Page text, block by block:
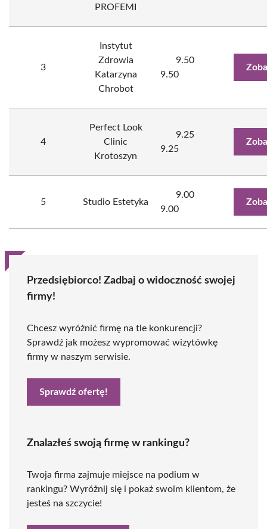
PROFEMI
3
Instytut
Zdrowia
Katarzyna
Chrobot
9.50
9.50
4
Perfect Look
Clinic
Krotoszyn
9.25
9.25
5 Studio Estetyka
9.00
9.00
Przedsiębiorco! Zadbaj o widoczność swojej
firmy!
Chcesz wyróżnić firmę na tle konkurencji?
Sprawdź jak możesz wypromować wizytówkę
firmy w naszym serwisie.
Sprawdź ofertę!
Znalazłeś swoją firmę w rankingu?
Twoja firma zajmuje miejsce na podium w
rankingu? Wyróżnij się i pokaż swoim klientom, że
jesteś na szczycie!